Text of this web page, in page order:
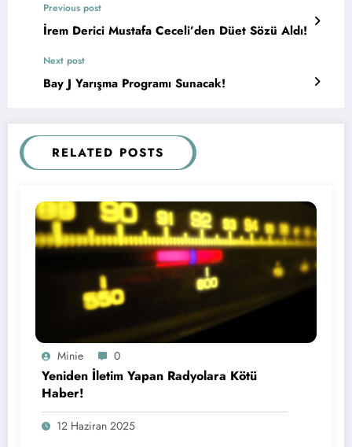
Previous post
İrem Derici Mustafa Ceceli’den Düet Sözü Aldı!
Next post
Bay J Yarışma Programı Sunacak!
RELATED POSTS
Minie 0
Yeniden İletim Yapan Radyolara Kötü
Haber!
12 Haziran 2025